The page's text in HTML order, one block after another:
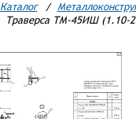
Каталог /
Траверса ТМ-45ИШ (1.10-